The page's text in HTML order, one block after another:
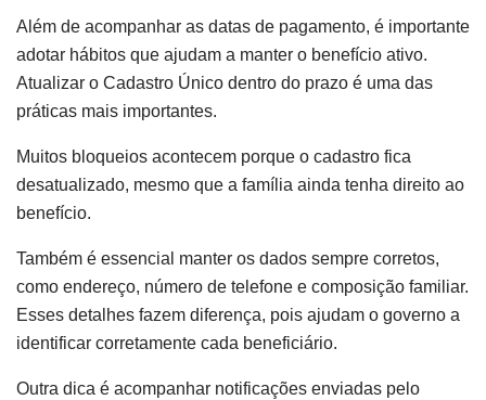
Além de acompanhar as datas de pagamento, é importante
adotar hábitos que ajudam a manter o benefício ativo.
Atualizar o Cadastro Único dentro do prazo é uma das
práticas mais importantes.
Muitos bloqueios acontecem porque o cadastro fica
desatualizado, mesmo que a família ainda tenha direito ao
benefício.
Também é essencial manter os dados sempre corretos,
como endereço, número de telefone e composição familiar.
Esses detalhes fazem diferença, pois ajudam o governo a
identificar corretamente cada beneficiário.
Outra dica é acompanhar notificações enviadas pelo